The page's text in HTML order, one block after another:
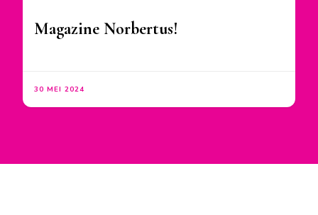
Magazine Norbertus!
30 MEI 2024